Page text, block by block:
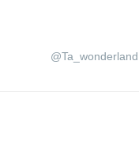
@Ta_wonderland